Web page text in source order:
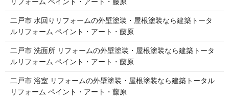
二戸市 水回りリフォームの外壁塗装・屋根塗装なら建築トータ
ルリフォーム ペイント・アート・藤原
二戸市 洗面所 リフォームの外壁塗装・屋根塗装なら建築トータ
ルリフォーム ペイント・アート・藤原
二戸市 浴室 リフォームの外壁塗装・屋根塗装なら建築トータル
リフォーム ペイント・アート・藤原